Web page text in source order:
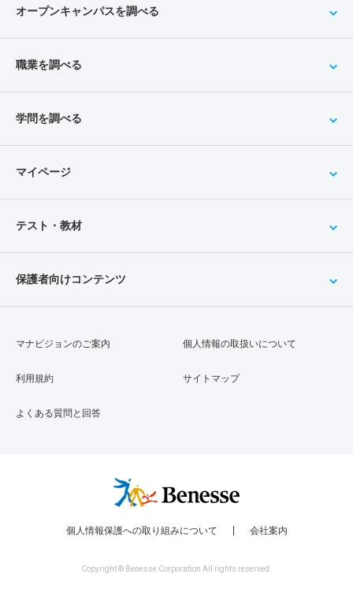
オープンキャンパスを調べる
職業を調べる
学問を調べる
マイページ
テスト・教材
保護者向けコンテンツ
マナビジョンのご案内
利用規約
よくある質問と回答
個人情報の取扱いについて
サイトマップ
個人情報保護への取り組みについて 会社案内
Copyright © Benesse Corporation All rights reserved.